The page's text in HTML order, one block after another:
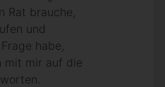
Rat brauche,
und
habe,
mit mir auf die